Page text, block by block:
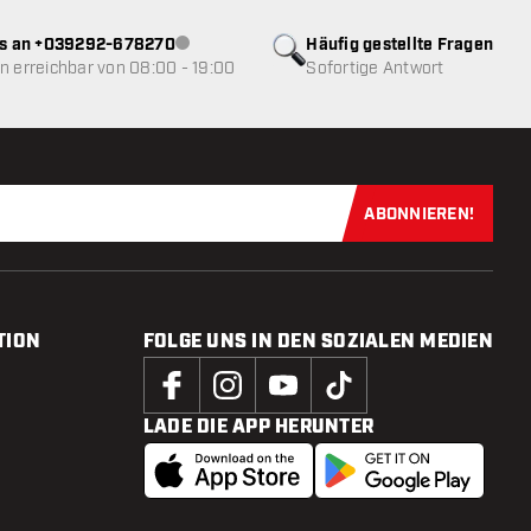
Häufig gestellte Fragen
Sofortige Antwort
an +039292-678270Kundenservice nicht verfügbar
erreichbar von 08:00 - 19:00
Jetzt für
ABONNIEREN!
FOLGE UNS IN DEN SOZIALEN MEDIEN
LADE DIE APP HERUNTER